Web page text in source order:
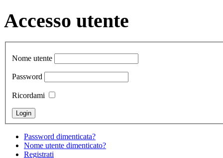
Accesso utente
Nome utente
Password
Ricordami
Password dimenticata?
Nome utente dimenticato?
Registrati